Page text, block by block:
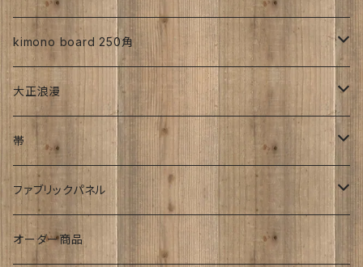
愛知:アイヒラコ
CLasism
イーゼル
文字入れ
伊藤髄賢氏
風呂敷
強力磁石内臓
時計
kimono board 250角
平成着物
ろうけつ染め
昭和中期の着物
お召
大正浪漫
アンティーク
ユーモア
帯
アンティーク
お祝い
ファブリックパネル
着物柄
オーダー商品